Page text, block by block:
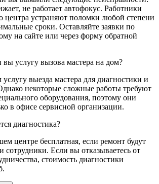
не работает автофокус. Работники
центра устраняют поломки любой степени
сроки. Оставляйте заявки по
на сайте или через форму обратной
вы услугу вызова мастера на дом?
выезда мастера для диагностики и
некоторые сложные работы требуют
оборудования, поэтому они
в офисе сервисной организации.
диагностика?
центре бесплатная, если ремонт будут
сотрудники. Если вы отказываетесь от
стоимость диагностики